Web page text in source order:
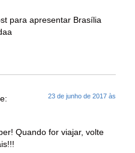
para apresentar Brasília
23 de junho de 2017 às
Quando for viajar, volte